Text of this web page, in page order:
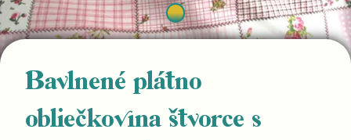
Bavlnené plátno
obliečkovina štvorce s